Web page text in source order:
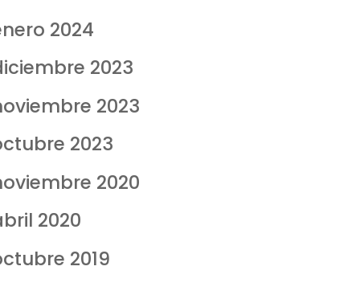
2024
2023
2023
2023
2020
2020
2019